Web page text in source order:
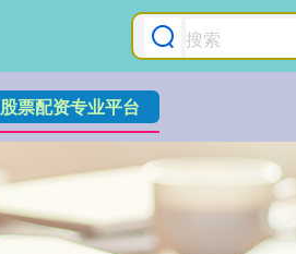
股票配资专业平台